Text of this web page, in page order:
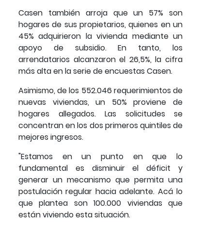
Casen también arroja que un 57% son
hogares de sus propietarios, quienes en un
45% adquirieron la vivienda mediante un
apoyo de subsidio. En tanto, los
arrendatarios alcanzaron el 26,5%, la cifra
más alta en la serie de encuestas Casen.
Asimismo, de los 552.046 requerimientos de
nuevas viviendas, un 50% proviene de
hogares allegados. Las solicitudes se
concentran en los dos primeros quintiles de
mejores ingresos.
"Estamos en un punto en que lo
fundamental es disminuir el déficit y
generar un mecanismo que permita una
postulación regular hacia adelante. Acá lo
que plantea son 100.000 viviendas que
están viviendo esta situación.